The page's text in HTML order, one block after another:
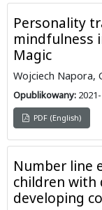
Personality
mindfulness
Magic
Wojciech Napora,
Opublikowany:
PDF (English)
Number line
children with
developing